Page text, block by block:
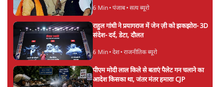
6 Min• पंजाब• सत्य ब्यूरो
राहुल गांधी ने प्रयागराज में जेन ज़ी को झकझोरा- 3D
संदेश- दर्द, डेटा, दौलत
6 Min• देश• राजनीतिक ब्यूरो
पीएम मोदी लाल किले से बताएं पैलेट गन चलाने का
आदेश किसका था, जंतर मंतर हमाराः CJP